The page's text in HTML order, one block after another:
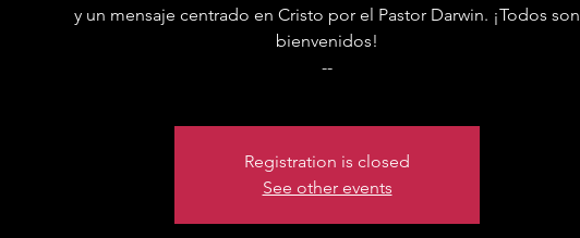
y un mensaje centrado en Cristo por el Pastor Darwin. ¡Todos son
bienvenidos!
--
Registration is closed
See other events